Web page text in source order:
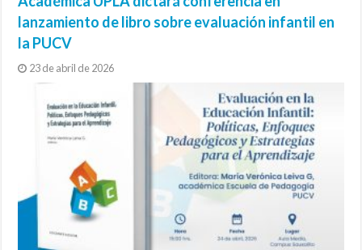
lanzamiento de libro sobre evaluación infantil en
la PUCV
23 de abril de 2026